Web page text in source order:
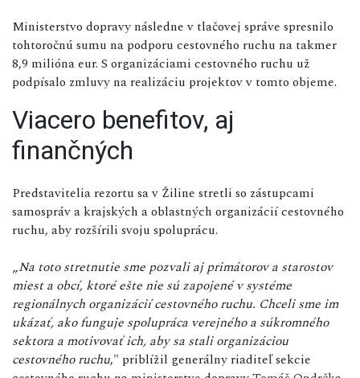
Ministerstvo dopravy následne v tlačovej správe spresnilo
tohtoročnú sumu na podporu cestovného ruchu na takmer
8,9 milióna eur. S organizáciami cestovného ruchu už
podpísalo zmluvy na realizáciu projektov v tomto objeme.
Viacero benefitov, aj
finančných
Predstavitelia rezortu sa v Žiline stretli so zástupcami
samospráv a krajských a oblastných organizácií cestovného
ruchu, aby rozšírili svoju spoluprácu.
„Na toto stretnutie sme pozvali aj primátorov a starostov
miest a obcí, ktoré ešte nie sú zapojené v systéme
regionálnych organizácií cestovného ruchu. Chceli sme im
ukázať, ako funguje spolupráca verejného a súkromného
sektora a motivovať ich, aby sa stali organizáciou
cestovného ruchu," priblížil generálny riaditeľ sekcie